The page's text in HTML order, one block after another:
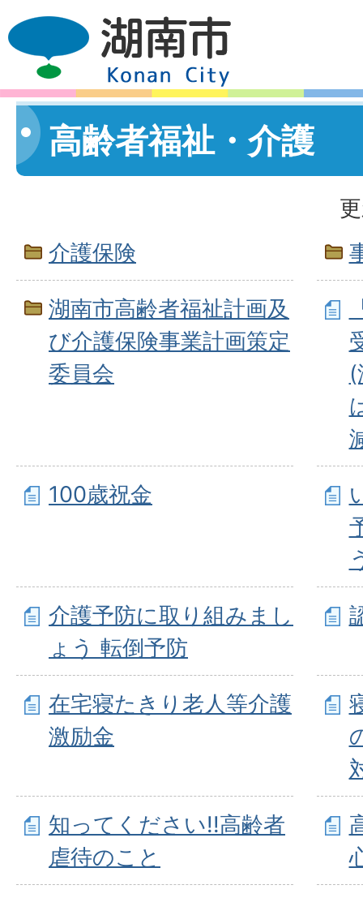
高齢者福祉・介護
介護保険
湖南市高齢者福祉計画及
び介護保険事業計画策定
委員会
100歳祝金
介護予防に取り組みまし
ょう 転倒予防
在宅寝たきり老人等介護
激励金
知ってください!!高齢者
虐待のこと